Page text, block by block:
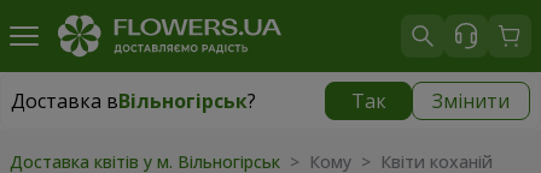
Доставка вВільногірськ? Так Змінити
Доставка вВільногірськ|
Доставка квітів у м. Вільногірськ > Кому > Квіти коханій